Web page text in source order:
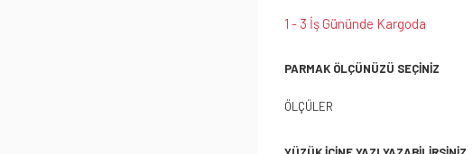
1 - 3 İş Gününde Kargoda
PARMAK ÖLÇÜNÜZÜ SEÇİNİZ
ÖLÇÜLER